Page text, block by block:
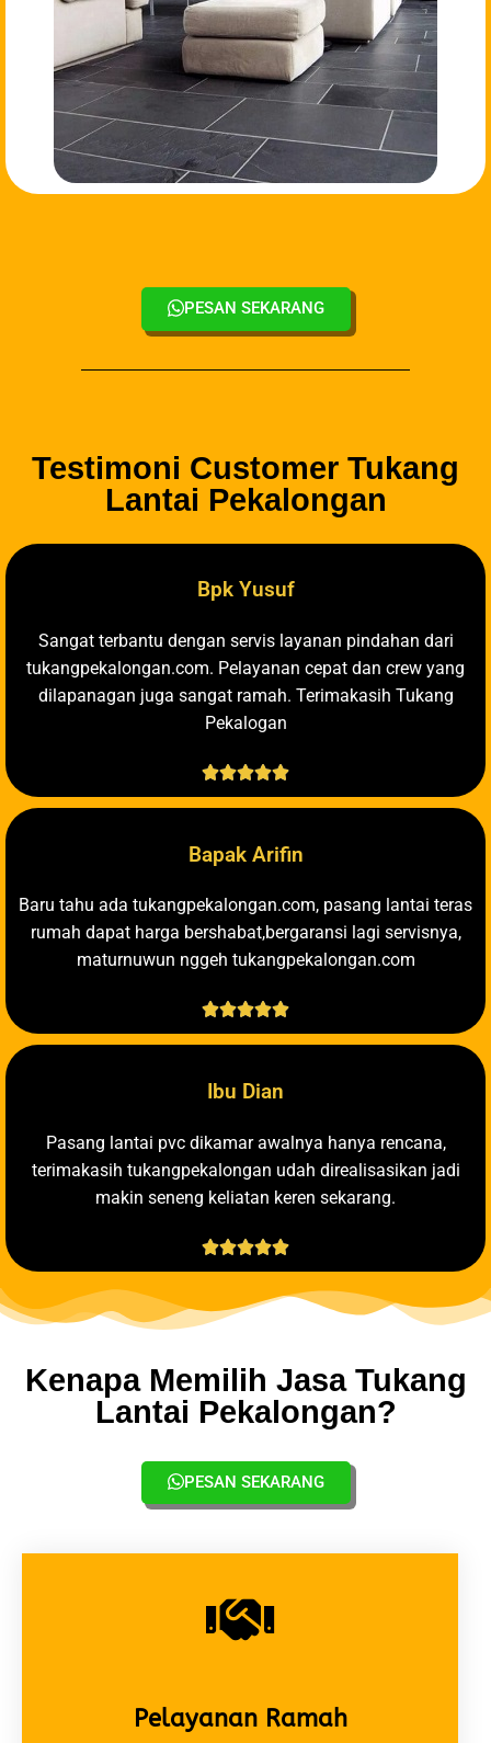
PESAN SEKARANG
Testimoni Customer Tukang
Lantai Pekalongan
Bpk Yusuf
Sangat terbantu dengan servis layanan pindahan dari
tukangpekalongan.com. Pelayanan cepat dan crew yang
dilapanagan juga sangat ramah. Terimakasih Tukang
Pekalogan

Bapak Arifin
Baru tahu ada tukangpekalongan.com, pasang lantai teras
rumah dapat harga bershabat,bergaransi lagi servisnya,
maturnuwun nggeh tukangpekalongan.com

Ibu Dian
Pasang lantai pvc dikamar awalnya hanya rencana,
terimakasih tukangpekalongan udah direalisasikan jadi
makin seneng keliatan keren sekarang.

Kenapa Memilih Jasa Tukang
Lantai Pekalongan?
PESAN SEKARANG
Pelayanan Ramah